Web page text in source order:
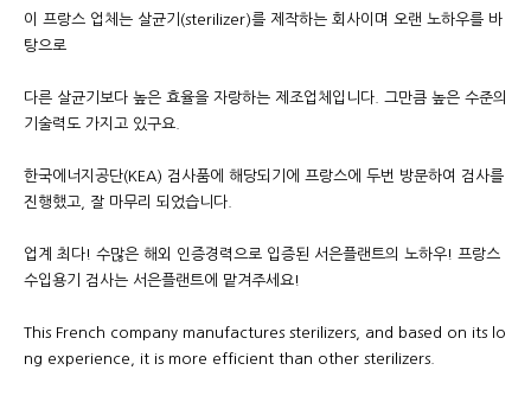
이 프랑스 업체는 살균기(sterilizer)를 제작하는 회사이며 오랜 노하우를 바
탕으로
다른 살균기보다 높은 효율을 자랑하는 제조업체입니다. 그만큼 높은 수준의
기술력도 가지고 있구요.
한국에너지공단(KEA) 검사품에 해당되기에 프랑스에 두번 방문하여 검사를
진행했고, 잘 마무리 되었습니다.
업계 최다! 수많은 해외 인증경력으로 입증된 서은플랜트의 노하우! 프랑스
수입용기 검사는 서은플랜트에 맡겨주세요!
This French company manufactures sterilizers, and based on its lo
ng experience, it is more efficient than other sterilizers.